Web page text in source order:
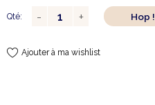
Qté: Hop
Ajouter à ma wishlist